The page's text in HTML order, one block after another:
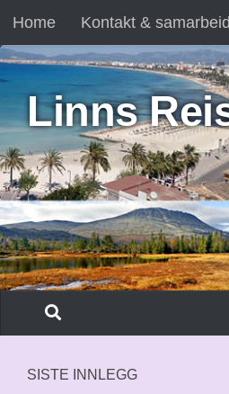
Skip to content
Home Kontakt & samarbeid
Linns
SISTE INNLEGG